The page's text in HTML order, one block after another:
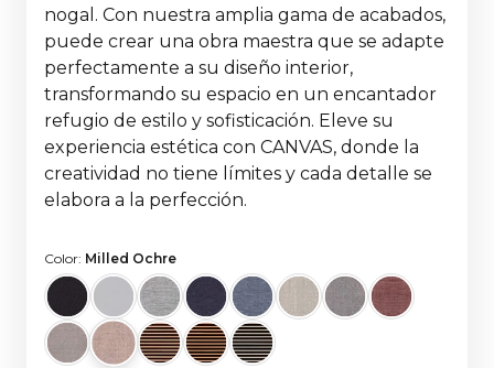
nogal. Con nuestra amplia gama de acabados,
puede crear una obra maestra que se adapte
perfectamente a su diseño interior,
transformando su espacio en un encantador
refugio de estilo y sofisticación. Eleve su
experiencia estética con CANVAS, donde la
creatividad no tiene límites y cada detalle se
elabora a la perfección.
Color: Milled Ochre